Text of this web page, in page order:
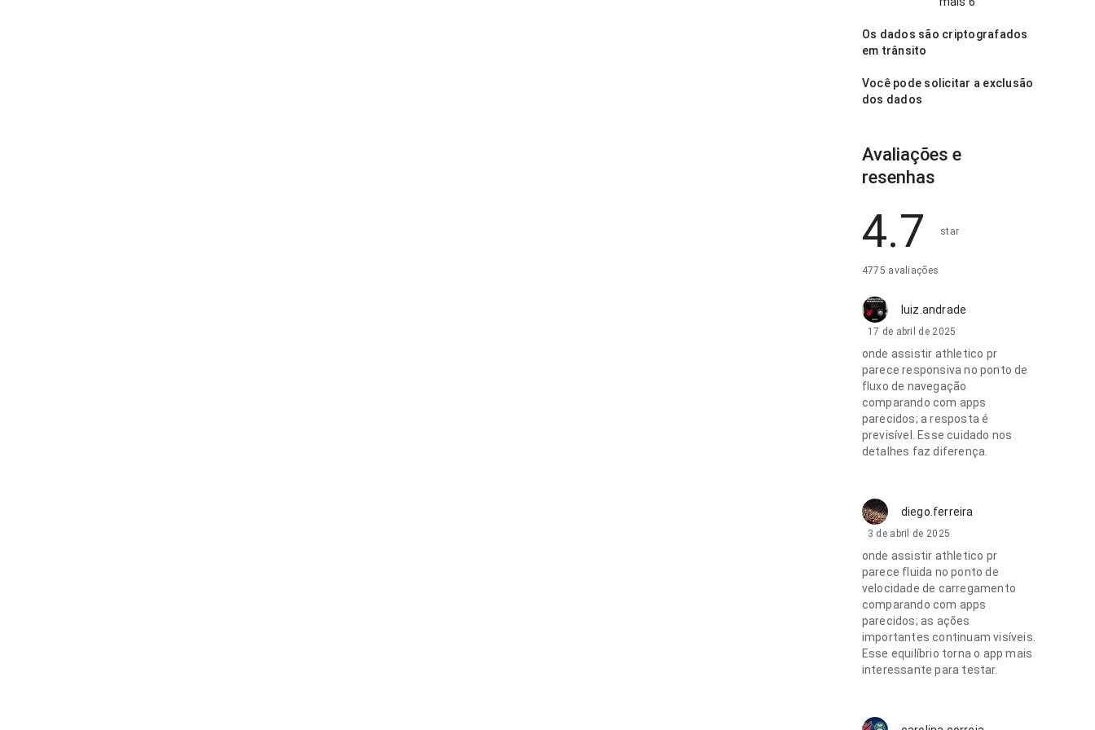
Os dados são criptografados
em trânsito
Você pode solicitar a exclusão
dos dados
Avaliações e
resenhas
4.7 star
4775 avaliações
luiz.andrade
17 de abril de 2025
onde assistir athletico pr
parece responsiva no ponto de
fluxo de navegação
comparando com apps
parecidos; a resposta é
previsível. Esse cuidado nos
detalhes faz diferença.
diego.ferreira
3 de abril de 2025
onde assistir athletico pr
parece fluida no ponto de
velocidade de carregamento
comparando com apps
parecidos; as ações
importantes continuam visíveis.
Esse equilíbrio torna o app mais
interessante para testar.